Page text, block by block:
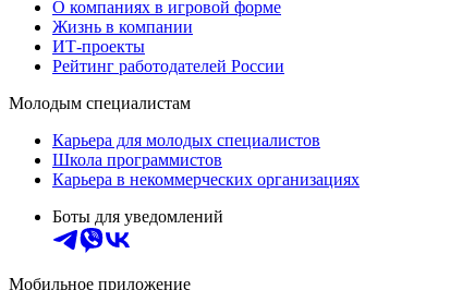
О компаниях в игровой форме
Жизнь в компании
ИТ-проекты
Рейтинг работодателей России
Молодым специалистам
Карьера для молодых специалистов
Школа программистов
Карьера в некоммерческих организациях
Боты для уведомлений
Мобильное приложение